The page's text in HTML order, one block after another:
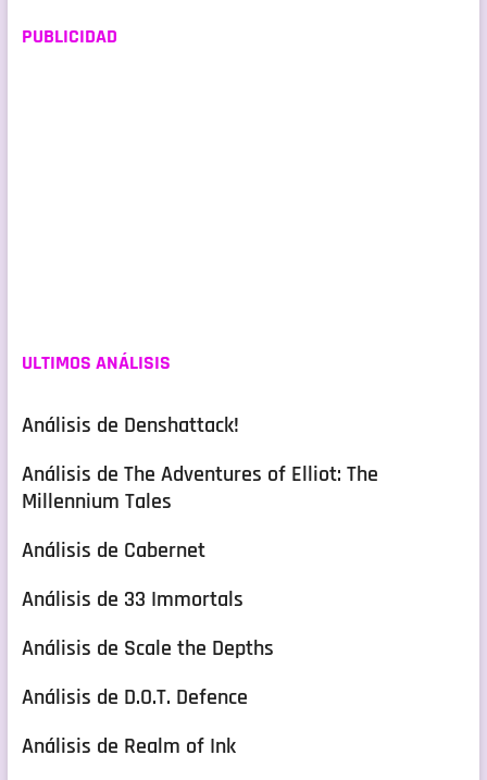
PUBLICIDAD
ULTIMOS ANÁLISIS
Análisis de Denshattack!
Análisis de The Adventures of Elliot: The
Millennium Tales
Análisis de Cabernet
Análisis de 33 Immortals
Análisis de Scale the Depths
Análisis de D.O.T. Defence
Análisis de Realm of Ink